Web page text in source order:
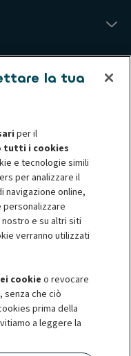
cookie
Termini e Condizioni
Governance
mobilità sostenibile,
propri clienti, dalle grandi
professionisti e ai privati. Il
la tua
per il
tutti i cookies
e tecnologie simili
per analizzare il
navigazione online,
personalizzare
e su altri siti
verranno utilizzati
cookie o revocare
senza che ciò
prima della
a leggere la